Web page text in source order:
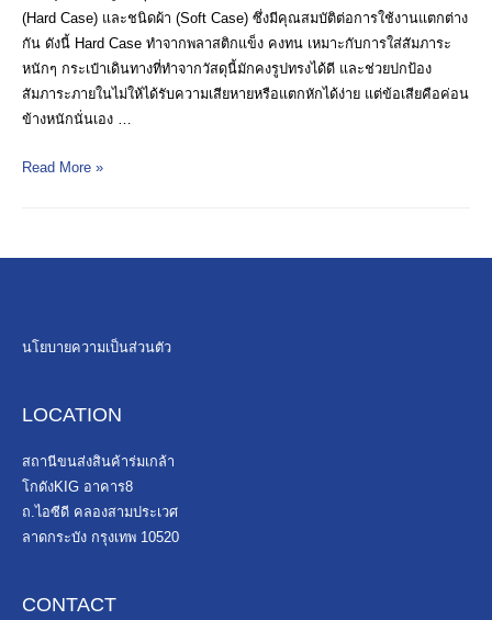
(Hard Case) และชนิดผ้า (Soft Case) ซึ่งมีคุณสมบัติต่อการใช้งานแตกต่าง
กัน ดังนี้ Hard Case ทำจากพลาสติกแข็ง คงทน เหมาะกับการใส่สัมภาระ
หนักๆ กระเป๋าเดินทางที่ทำจากวัสดุนี้มักคงรูปทรงได้ดี และช่วยปกป้อง
สัมภาระภายในไม่ให้ได้รับความเสียหายหรือแตกหักได้ง่าย แต่ข้อเสียคือค่อน
ข้างหนักนั่นเอง …
ชิ
ผ
0
ท
ค
นิ
ค
ลื
Read More »
นโยบายความเป็นส่วนตัว
LOCATION
สถานีขนส่งสินค้าร่มเกล้า
โกดังKIG อาคาร8
ถ.ไอซีดี คลองสามประเวศ
ลาดกระบัง กรุงเทพ 10520
CONTACT